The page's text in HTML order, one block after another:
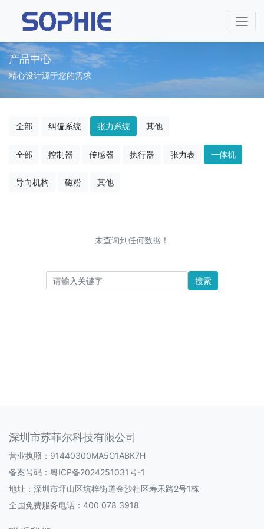
产品中心
精心设计源于您的需求
全部 纠偏系统 张力系统 其他
全部 控制器 传感器 执行器 张力表 一体机
导向机构 磁粉 其他
未查询到任何数据！
搜索
深圳市苏菲尔科技有限公司
营业执照：91440300MA5G1ABK7H
备案号码： 粤ICP备2024251031号-1
地址：深圳市坪山区坑梓街道金沙社区寿禾路2号1栋
全国免费服务电话：400 078 3918